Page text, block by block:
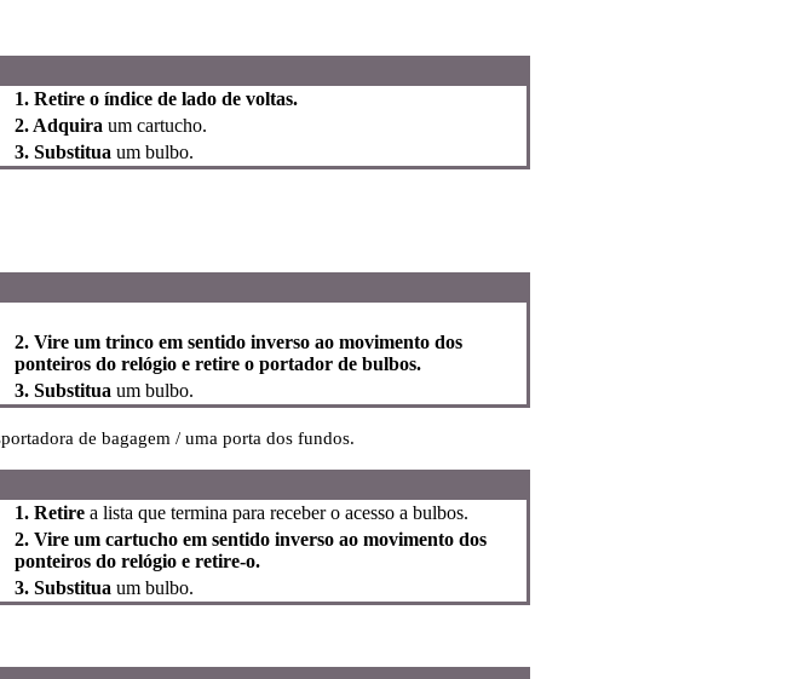
1. Retire o índice de lado de voltas.
2. Adquira um cartucho.
3. Substitua um bulbo.
2. Vire um trinco em sentido inverso ao movimento dos
ponteiros do relógio e retire o portador de bulbos.
3. Substitua um bulbo.
de bagagem / uma porta dos fundos.
1. Retire a lista que termina para receber o acesso a bulbos.
2. Vire um cartucho em sentido inverso ao movimento dos
ponteiros do relógio e retire-o.
3. Substitua um bulbo.